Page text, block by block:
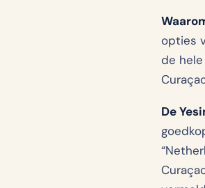
opties
de hele
De